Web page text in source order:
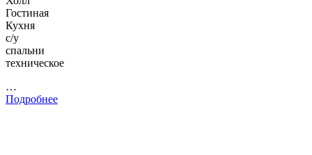
Гостиная
Кухня
с/у
спальни
техническое
…
Подробнее